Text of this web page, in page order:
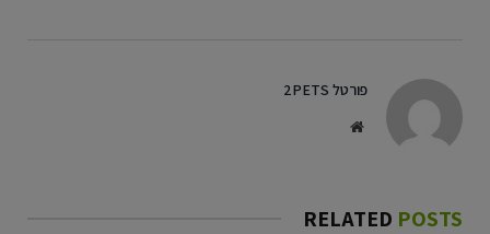
פורטל 2PETS
Website
RELATED POSTS